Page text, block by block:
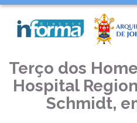
TERÇO DOS HOMENS FAZ
HANS DIETER SCHMIDT, EM
Terço dos
Hospital
Schmidt,